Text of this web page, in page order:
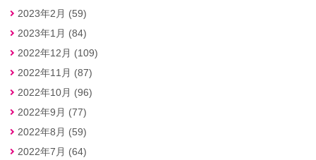
2023年2月 (59)
2023年1月 (84)
2022年12月 (109)
2022年11月 (87)
2022年10月 (96)
2022年9月 (77)
2022年8月 (59)
2022年7月 (64)